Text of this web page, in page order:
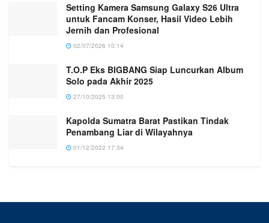
Setting Kamera Samsung Galaxy S26 Ultra
untuk Fancam Konser, Hasil Video Lebih
Jernih dan Profesional
02/07/2026 10:14
T.O.P Eks BIGBANG Siap Luncurkan Album
Solo pada Akhir 2025
27/10/2025 13:00
Kapolda Sumatra Barat Pastikan Tindak
Penambang Liar di Wilayahnya
01/12/2022 17:34